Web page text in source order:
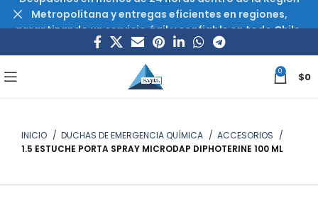
0 $0
INICIO DUCHAS DE EMERGENCIA QUÍMICA
ACCESORIOS
1.5 ESTUCHE PORTA SPRAY MICRODAP DIPHOTERINE 100 ML
Metropolitana y entregas eficientes en regiones,
garantizando un servicio ágil y confiable en todo Chile.